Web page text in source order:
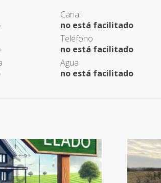
Canal
no está facilitado
Teléfono
no está facilitado
Agua
no está facilitado